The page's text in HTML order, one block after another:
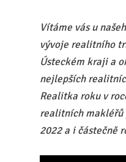
Vítáme vás u
vývoje realitního
Ústeckém kraji a
nejlepších
Realitka roku v
realitních
2022 a i částečně